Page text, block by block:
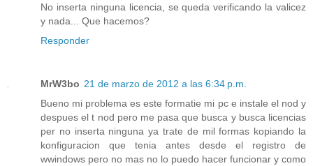
No inserta ninguna licencia, se queda verificando la valicez
y nada... Que hacemos?
Responder
MrW3bo 21 de marzo de 2012 a las 6:34 p.m.
Bueno mi problema es este formatie mi pc e instale el nod y
despues el t nod pero me pasa que busca y busca licencias
per no inserta ninguna ya trate de mil formas kopiando la
konfiguracion que tenia antes desde el registro de
wwindows pero no mas no lo puedo hacer funcionar y como